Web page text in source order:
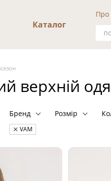
Каталог
Про
верхній
Бренд
VAM
Розмір